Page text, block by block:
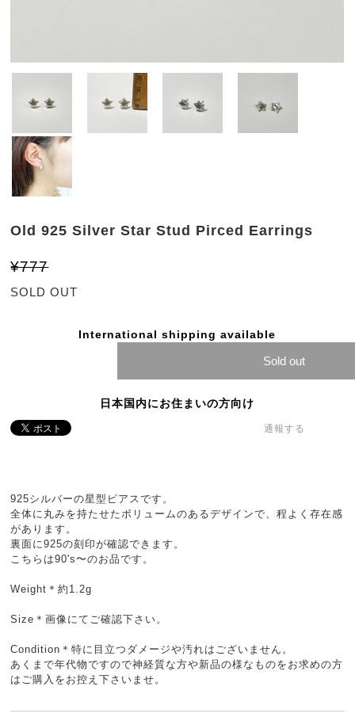
Old 925 Silver Star Stud Pirced Earrings
¥777
SOLD OUT
International shipping available
Sold out
日本国内にお住まいの方向け
通報する
925シルバーの星型ピアスです。
全体に丸みを持たせたボリュームのあるデザインで、程よく存在感
があります。
裏面に925の刻印が確認できます。
こちらは90's〜のお品です。
Weight＊約1.2g
Size＊画像にてご確認下さい。
Condition＊特に目立つダメージや汚れはございません。
あくまで年代物ですので神経質な方や新品の様なものをお求めの方
はご購入をお控え下さいませ。